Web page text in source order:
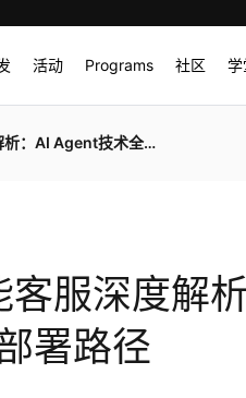
活动 Programs 社区 学
技术全景与企业级部署路径
服深度解
署路径